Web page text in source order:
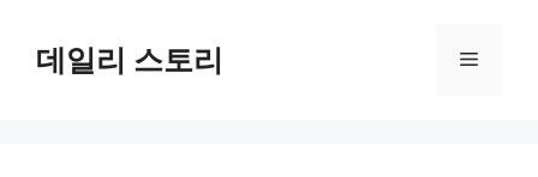
데일리 스토리 메